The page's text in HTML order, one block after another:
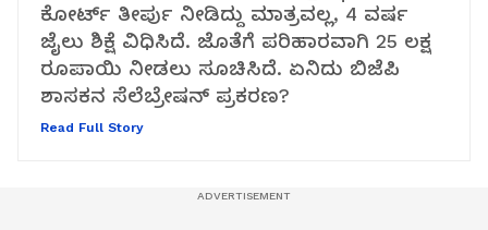
ಕೋರ್ಟ್ ತೀರ್ಪು ನೀಡಿದ್ದು ಮಾತ್ರವಲ್ಲ, 4 ವರ್ಷ
ಜೈಲು ಶಿಕ್ಷೆ ವಿಧಿಸಿದೆ. ಜೊತೆಗೆ ಪರಿಹಾರವಾಗಿ 25 ಲಕ್ಷ
ರೂಪಾಯಿ ನೀಡಲು ಸೂಚಿಸಿದೆ. ಏನಿದು ಬಿಜೆಪಿ
ಶಾಸಕನ ಸೆಲೆಬ್ರೇಷನ್ ಪ್ರಕರಣ?
Read Full Story